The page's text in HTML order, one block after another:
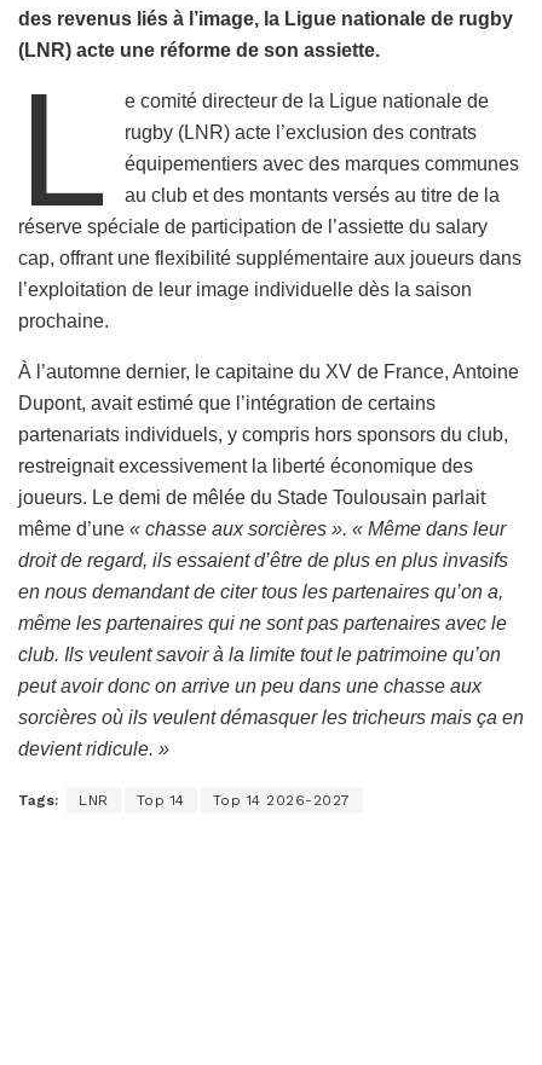
des revenus liés à l’image, la Ligue nationale de rugby
(LNR) acte une réforme de son assiette.
L
e comité directeur de la Ligue nationale de
rugby (LNR) acte l’exclusion des contrats
équipementiers avec des marques communes
au club et des montants versés au titre de la
réserve spéciale de participation de l’assiette du salary
cap, offrant une flexibilité supplémentaire aux joueurs dans
l’exploitation de leur image individuelle dès la saison
prochaine.
À l’automne dernier, le capitaine du XV de France, Antoine
Dupont, avait estimé que l’intégration de certains
partenariats individuels, y compris hors sponsors du club,
restreignait excessivement la liberté économique des
joueurs. Le demi de mêlée du Stade Toulousain parlait
même d’une « chasse aux sorcières ». « Même dans leur
droit de regard, ils essaient d’être de plus en plus invasifs
en nous demandant de citer tous les partenaires qu’on a,
même les partenaires qui ne sont pas partenaires avec le
club. Ils veulent savoir à la limite tout le patrimoine qu’on
peut avoir donc on arrive un peu dans une chasse aux
sorcières où ils veulent démasquer les tricheurs mais ça en
devient ridicule. »
Tags: LNR Top 14 Top 14 2026-2027